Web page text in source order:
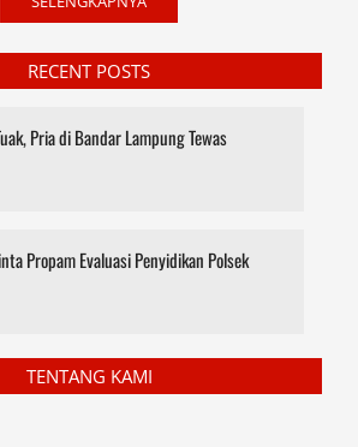
RECENT POSTS
Pria di Bandar Lampung Tewas
Propam Evaluasi Penyidikan Polsek
TENTANG KAMI